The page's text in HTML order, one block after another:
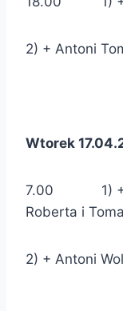
2) + Antoni
Wtorek
7.00 1) +
Roberta i
2) + Antoni